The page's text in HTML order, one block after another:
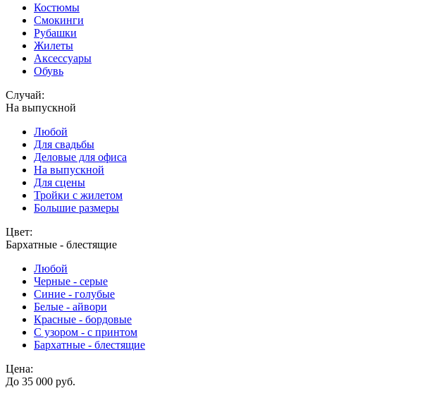
Костюмы
Смокинги
Рубашки
Жилеты
Аксессуары
Обувь
Случай:
На выпускной
Любой
Для свадьбы
Деловые для офиса
На выпускной
Для сцены
Тройки с жилетом
Большие размеры
Цвет:
Бархатные - блестящие
Любой
Черные - серые
Синие - голубые
Белые - айвори
Красные - бордовые
С узором - с принтом
Бархатные - блестящие
Цена:
До 35 000 руб.